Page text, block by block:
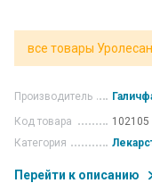
все товары
Производитель
Код товара
102105
Категория
Перейти к описанию